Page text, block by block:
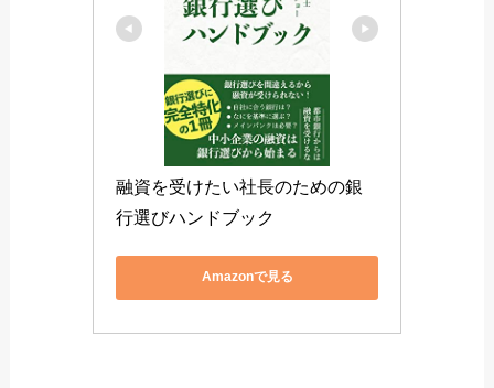
融資を受けたい社長のための銀
行選びハンドブック
Amazonで見る